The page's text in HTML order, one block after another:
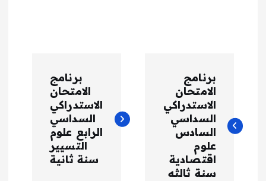
فّ
برنامج
الامتحان
الاستدراكي
السداسي
السادس
علوم
اقتصادية
سنة ثالثه
برنامج
الامتحان
الاستدراكي
السداسي
الرابع علوم
التسيير
سنة ثانية